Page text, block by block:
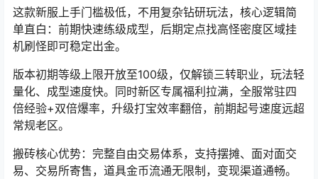
这款新服上手门槛极低，不用复杂钻研玩法，核心逻辑简
单直白：前期快速练级成型，后期定点找高怪密度区域挂
机刷怪即可稳定出金。
版本初期等级上限开放至100级，仅解锁三转职业，玩法轻
量化、成型速度快。同时新区专属福利拉满，全服常驻四
倍经验+双倍爆率，升级打宝效率翻倍，前期起号速度远超
常规老区。
搬砖核心优势：完整自由交易体系，支持摆摊、面对面交
易、交易所寄售，道具金币流通无限制，变现渠道通畅。